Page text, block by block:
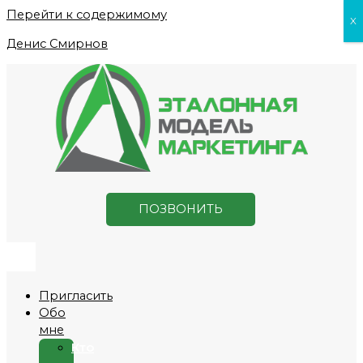
Перейти к содержимому
Денис Смирнов
ПОЗВОНИТЬ
Пригласить
Обо
мне
Кто
X